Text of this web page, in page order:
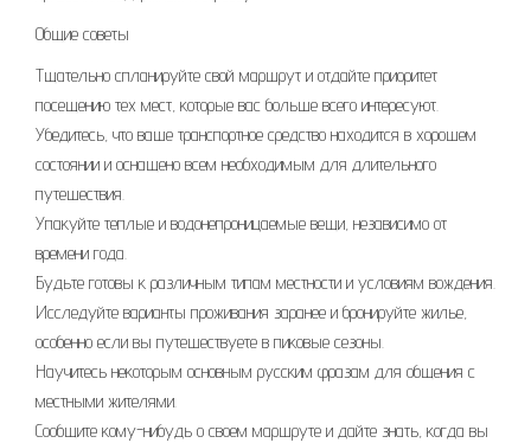
Общие советы
Тщательно спланируйте свой маршрут и отдайте приоритет
посещению тех мест, которые вас больше всего интересуют.
Убедитесь, что ваше транспортное средство находится в хорошем
состоянии и оснащено всем необходимым для длительного
путешествия.
Упакуйте теплые и водонепроницаемые вещи, независимо от
времени года.
Будьте готовы к различным типам местности и условиям вождения.
Исследуйте варианты проживания заранее и бронируйте жилье,
особенно если вы путешествуете в пиковые сезоны.
Научитесь некоторым основным русским фразам для общения с
местными жителями.
Сообщите кому-нибудь о своем маршруте и дайте знать, когда вы